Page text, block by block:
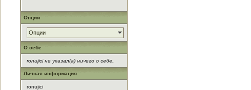
Опции
Опции
О себе
ronujici не указал(а) ничего о себе.
Личная информация
ronujici